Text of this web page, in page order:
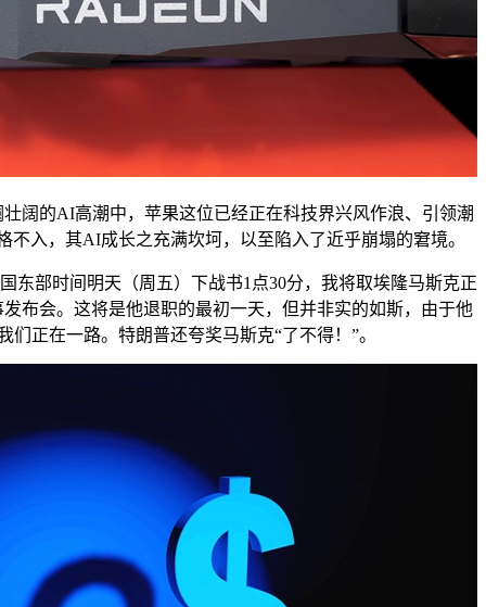
的AI高潮中，苹果这位已经正在科技界兴风作浪、引领潮
不入，其AI成长之充满坎坷，以至陷入了近乎崩塌的窘境。
部时间明天（周五）下战书1点30分，我将取埃隆马斯克正
布会。这将是他退职的最初一天，但并非实的如斯，由于他
们正在一路。特朗普还夸奖马斯克“了不得！”。